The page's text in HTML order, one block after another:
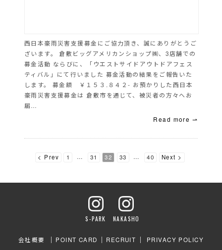
西日本豪雨災害支援募金にご協力頂き、誠にありがとうご
ざいます。 倉敷ビッグアメリカンショップ㈱、3店舗での
募金活動 ならびに、「ウエストサイドアウトドアフェス
ティバル」にて行いました 募金活動の結果をご報告いた
します。 募金額 ￥１５３.８４２- お預かりした西日本
豪雨災害支援募金は 倉敷市を通じて、被災者の方々へお
届…
Read more ⇀
投< Prev 1 … 31 32 33 … 40 Next >
S-PARK NAKASHO
会社概要 POINT CARD RECRUIT
PRIVACY POLICY